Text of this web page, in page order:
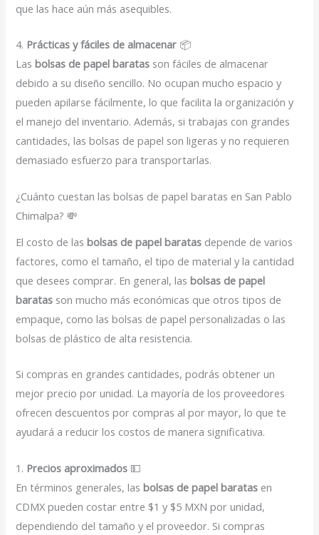
que las hace aún más asequibles.
4. Prácticas y fáciles de almacenar 📦
Lasbolsas de papel baratas son fáciles de almacenar
debido a su diseño sencillo. No ocupan mucho espacio y
pueden apilarse fácilmente, lo que facilita la organización y
el manejo del inventario. Además, si trabajas con grandes
cantidades, las bolsas de papel son ligeras y no requieren
demasiado esfuerzo para transportarlas.
¿Cuánto cuestan las bolsas de papel baratas en San Pablo
Chimalpa? 💸
El costo de lasbolsas de papel baratas depende de varios
factores, como el tamaño, el tipo de material y la cantidad
que desees comprar. En general, lasbolsas de papel
baratas son mucho más económicas que otros tipos de
empaque, como las bolsas de papel personalizadas o las
bolsas de plástico de alta resistencia.
Si compras en grandes cantidades, podrás obtener un
mejor precio por unidad. La mayoría de los proveedores
ofrecen descuentos por compras al por mayor, lo que te
ayudará a reducir los costos de manera significativa.
1. Precios aproximados 💵
En términos generales, lasbolsas de papel baratas en
CDMX pueden costar entre $1 y $5 MXN por unidad,
dependiendo del tamaño y el proveedor. Si compras